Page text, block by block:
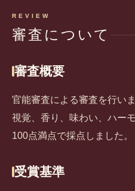
REVIEW
審査について
審査概要
官能審査による審査を行いま
視覚、香り、味わい、ハー
100点満点で採点しました。
受賞基準